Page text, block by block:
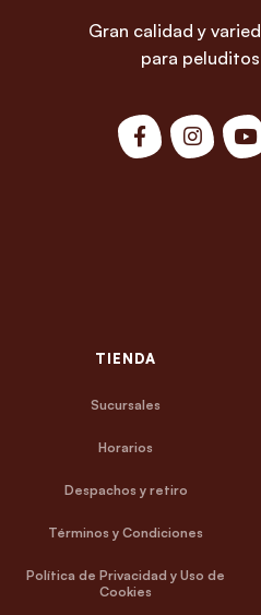
Gran calidad y
para
TIENDA
Sucursales
Horarios
Despachos y retiro
Términos y Condiciones
Política de Privacidad y Uso de
Cookies